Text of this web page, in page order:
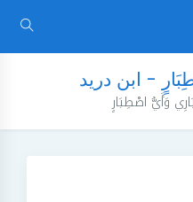
- ابن دريد
وَأَيُّ اصْطِبَارٍ